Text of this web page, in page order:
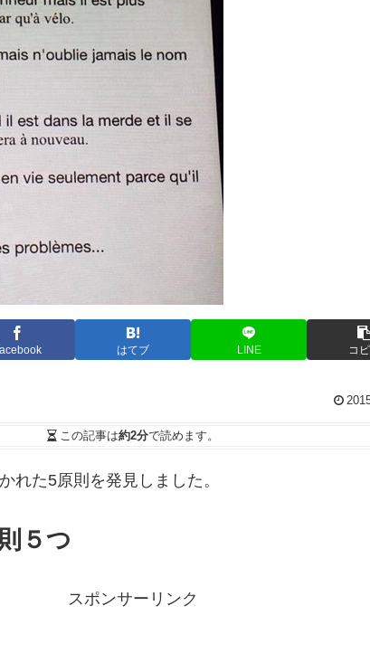
はてブ LINE コ
この記事は約2分で読めます。
れた5原則を発見しました。
５つ
スポンサーリンク